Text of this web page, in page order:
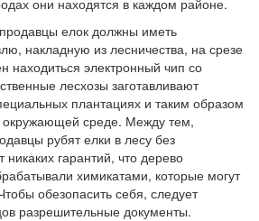
они находятся в каждом районе.
елок должны иметь
накладную из лесничества, на срезе
находиться электронный чип со
лесхозы заготавливают
плантациях и таким образом
среде. Между тем,
рубят елки в лесу без
гарантий, что дерево
химикатами, которые могут
обезопасить себя, следует
разрешительные документы.